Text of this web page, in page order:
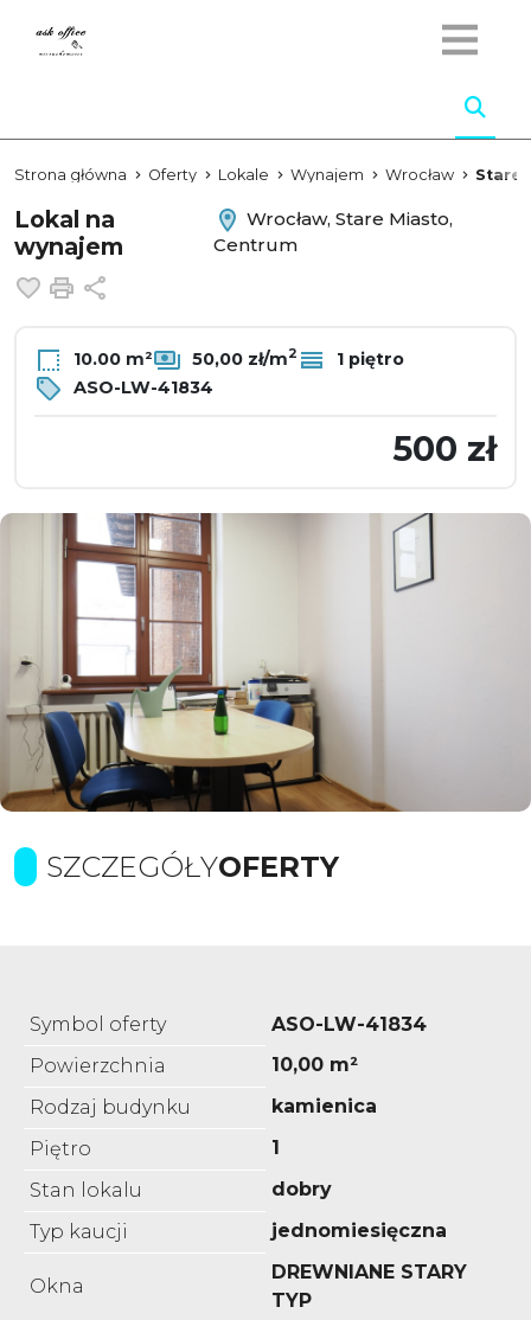
Strona główna Oferty Lokale Wynajem Wrocław Stare
Lokal na
wynajem
Wrocław, Stare Miasto,
Centrum
Dodaj do ulubionych
Drukuj
10.00 m² 50,00 zł/m2
1 piętro
ASO-LW-41834
500 zł
SZCZEGÓŁYOFERTY
Symbol oferty
ASO-LW-41834
Powierzchnia
10,00 m²
Rodzaj budynku
kamienica
Piętro
1
Stan lokalu
dobry
Typ kaucji
jednomiesięczna
Okna
DREWNIANE STARY
TYP